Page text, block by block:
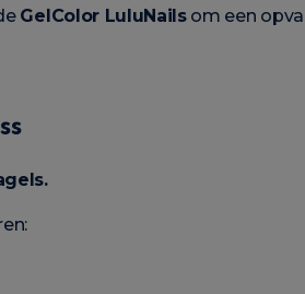
GelColor LuluNailsom een